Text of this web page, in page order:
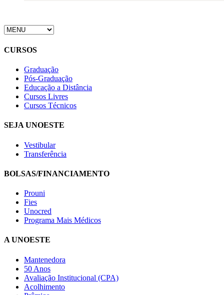
CURSOS
Graduação
Pós-Graduação
Educação a Distância
Cursos Livres
Cursos Técnicos
SEJA UNOESTE
Vestibular
Transferência
BOLSAS/FINANCIAMENTO
Prouni
Fies
Unocred
Programa Mais Médicos
A UNOESTE
Mantenedora
50 Anos
Avaliação Institucional (CPA)
Acolhimento